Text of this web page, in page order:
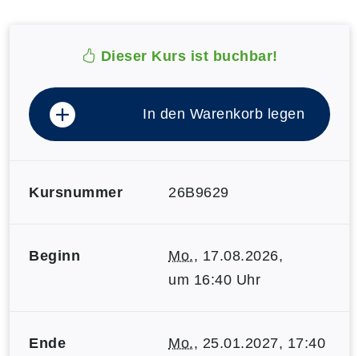
Dieser Kurs ist buchbar!
In den Warenkorb legen
Kursnummer 26B9629
Beginn Mo., 17.08.2026,
um 16:40 Uhr
Ende Mo., 25.01.2027, 17:40